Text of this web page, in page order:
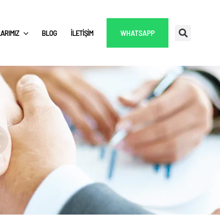
BLOG İLETIŞIM WHATSAPP